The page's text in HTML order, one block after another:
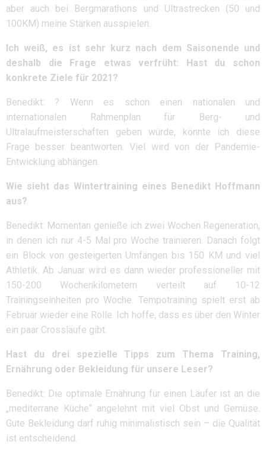
aber auch bei Bergmarathons und Ultrastrecken (50 und
100KM) meine Stärken ausspielen.
Ich weiß, es ist sehr kurz nach dem Saisonende und
deshalb die Frage etwas verfrüht: Hast du schon
konkrete Ziele für 2021?
Benedikt: ? Wenn es schon einen nationalen und
internationalen Rahmenplan für Berg- und
Ultralaufmeisterschaften geben würde, könnte ich diese
Frage besser beantworten. Viel wird von der Pandemie-
Entwicklung abhängen.
Wie sieht das Wintertraining eines Benedikt Hoffmann
aus?
Benedikt: Momentan genieße ich zwei Wochen Regeneration,
in denen ich nur 4-5 Mal pro Woche trainieren. Danach folgt
ein Block von gesteigerten Umfängen bis 150 KM und viel
Athletik. Ab Januar wird es dann wieder professioneller mit
150-200 Wochenkilometern verteilt auf 10-12
Trainingseinheiten pro Woche. Tempotraining spielt erst ab
Februar wieder eine Rolle. Ich hoffe, dass es über den Winter
ein paar Crossläufe gibt.
Hast du drei spezielle Tipps zum Thema Training,
Ernährung oder Bekleidung für unsere Leser?
Benedikt: Die optimale Ernährung für einen Läufer ist an die
„mediterrane Küche“ angelehnt mit viel Obst und Gemüse.
Gute Bekleidung darf ruhig minimalistisch sein – die Qualität
ist entscheidend.